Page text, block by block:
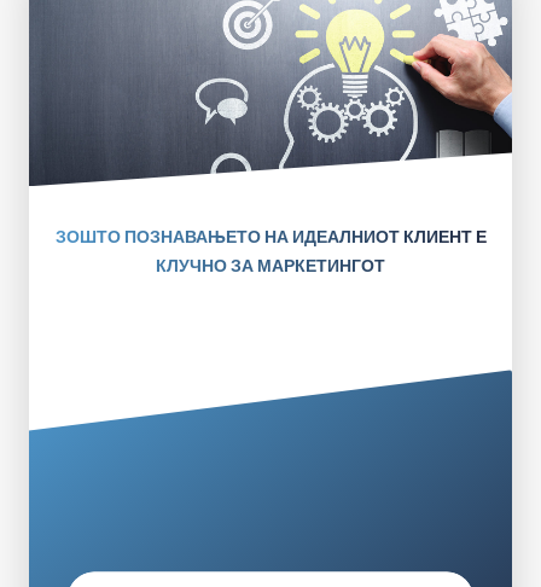
ЗОШТО ПОЗНАВАЊЕТО НА ИДЕАЛНИОТ КЛИЕНТ Е
КЛУЧНО ЗА МАРКЕТИНГОТ